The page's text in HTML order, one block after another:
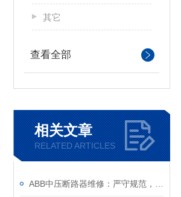
其它
查看全部
相关文章
RELATED ARTICLES